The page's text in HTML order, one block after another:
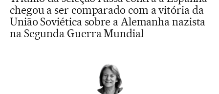
chegou a ser comparado com a vitória da
União Soviética sobre a Alemanha nazista
na Segunda Guerra Mundial